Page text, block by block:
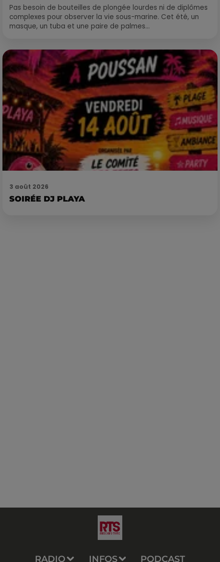
Pas besoin de bouteilles de plongée lourdes ni de diplômes
complexes pour observer la vie sous-marine. Cet été, un
masque, un tuba et une paire de palmes...
3 août 2026
SOIRÉE DJ PLAYA
RADIO INFOS PODCAST